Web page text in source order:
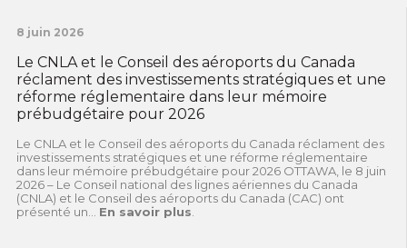
8 juin 2026
Le CNLA et le Conseil des aéroports du Canada
réclament des investissements stratégiques et une
réforme réglementaire dans leur mémoire
prébudgétaire pour 2026
Le CNLA et le Conseil des aéroports du Canada réclament des
investissements stratégiques et une réforme réglementaire
dans leur mémoire prébudgétaire pour 2026 OTTAWA, le 8 juin
2026 – Le Conseil national des lignes aériennes du Canada
(CNLA) et le Conseil des aéroports du Canada (CAC) ont
présenté un... En savoir plus